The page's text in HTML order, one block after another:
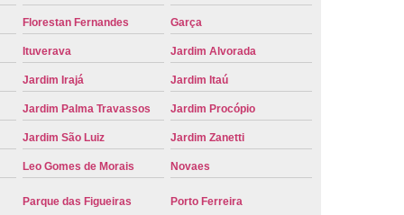
Veicular Verde
Placa Veicular Vermelha
de Placa Automotiva Cravinhos
Preto
Reforma de Placa Carro
Placa Automotiva
Reforma Placa Carro
Reformar Placa de Veículo
Serviço de Reforma de Placa Veicular
Troca de Placa
Troca de Placa Carro
Florestan Fernandes Garça
Ituverava Jardim Alvorada
Jardim Irajá Jardim Itaú
Jardim Palma Travassos Jardim Procópio
Jardim São Luiz Jardim Zanetti
Leo Gomes de Morais Novaes
Parque das Figueiras Porto Ferreira